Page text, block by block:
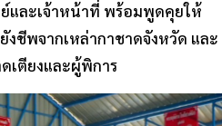
และเจ้าหน้าที่ พร้อมพูดคุยให้
ชีพจากเหล่ากาชาดจังหวัด และ
เตียงและผู้พิการ